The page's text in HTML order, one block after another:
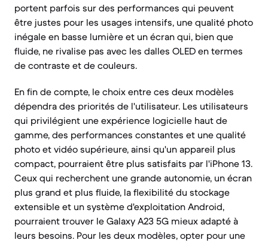
portent parfois sur des performances qui peuvent
être justes pour les usages intensifs, une qualité photo
inégale en basse lumière et un écran qui, bien que
fluide, ne rivalise pas avec les dalles OLED en termes
de contraste et de couleurs.
En fin de compte, le choix entre ces deux modèles
dépendra des priorités de l'utilisateur. Les utilisateurs
qui privilégient une expérience logicielle haut de
gamme, des performances constantes et une qualité
photo et vidéo supérieure, ainsi qu'un appareil plus
compact, pourraient être plus satisfaits par l'iPhone 13.
Ceux qui recherchent une grande autonomie, un écran
plus grand et plus fluide, la flexibilité du stockage
extensible et un système d'exploitation Android,
pourraient trouver le Galaxy A23 5G mieux adapté à
leurs besoins. Pour les deux modèles, opter pour une